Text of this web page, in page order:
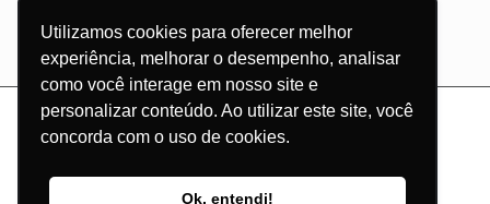
Utilizamos cookies para oferecer melhor
experiência, melhorar o desempenho, analisar
como você interage em nosso site e
personalizar conteúdo. Ao utilizar este site, você
concorda com o uso de cookies.
Ok, entendi!
© Copyright
2026 - Grupo Corgraf - Todos os direitos reservados |
InstagramFacebookLinkedIn